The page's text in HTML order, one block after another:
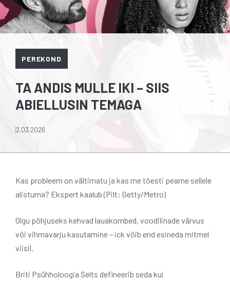
PEREKOND
TA ANDIS MULLE IKI – SIIS
ABIELLUSIN TEMAGA
2.03.2026
Kas probleem on vältimatu ja kas me tõesti peame sellele
alistuma? Ekspert kaalub (Pilt: Getty/Metro)
Olgu põhjuseks kehvad lauakombed, voodilinade värvus
või vihmavarju kasutamine – ick võib end esineda mitmel
viisil.
Briti Psühholoogia Selts defineerib seda kui